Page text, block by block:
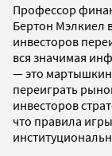
Профессор
Бертон Мэлкиел
инвесторов
вся значимая
— это мартышкин
переиграть
инвесторов
что правила